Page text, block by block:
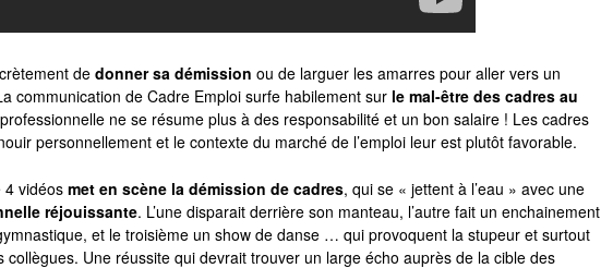
dedonner sa démission ou de larguer les amarres pour aller vers un
communication de Cadre Emploi surfe habilement sur le mal-être des cadres au
ne se résume plus à des responsabilité et un bon salaire ! Les cadres
personnellement et le contexte du marché de l’emploi leur est plutôt favorable.
4 vidéos met en scène la démission de cadres, qui se « jettent à l’eau » avec une
réjouissante. L’une disparait derrière son manteau, l’autre fait un enchainement
et le troisième un show de danse … qui provoquent la stupeur et surtout
collègues. Une réussite qui devrait trouver un large écho auprès de la cible des